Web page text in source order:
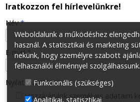
Iratkozzon fel hírlevelünkre!
-
-
-
Név*
E-mail*
Nyilatkozat*
Hozzájárulok személyes adataim
Weboldalunk a működéshez
használ. A statisztikai és marketing
nekünk, hogy személyre szabott
felhasználói élménnyel szolgálhassunk.
Funkcionális (szükséges)
Analitikai, statisztikai